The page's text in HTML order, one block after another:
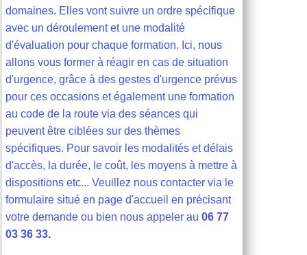
domaines. Elles vont suivre un ordre spécifique
avec un déroulement et une modalité
d'évaluation pour chaque formation. Ici, nous
allons vous former à réagir en cas de situation
d'urgence, grâce à des gestes d'urgence prévus
pour ces occasions et également une formation
au code de la route via des séances qui
peuvent être ciblées sur des thèmes
spécifiques. Pour savoir les modalités et délais
d'accès, la durée, le coût, les moyens à mettre à
dispositions etc... Veuillez nous contacter via le
formulaire situé en page d'accueil en précisant
votre demande ou bien nous appeler au 06 77
03 36 33.